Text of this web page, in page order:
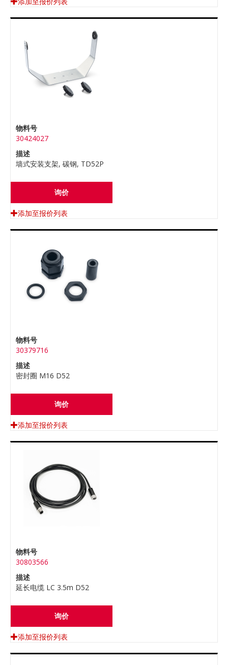
物料号
30424027
描述
墙式安装支架, 碳钢, TD52P
询价
添加至报价列表
物料号
30379716
描述
密封圈 M16 D52
询价
添加至报价列表
物料号
30803566
描述
延长电缆 LC 3.5m D52
询价
添加至报价列表